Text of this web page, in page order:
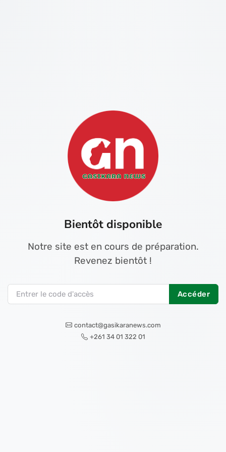
Bientôt disponible
Notre site est en cours de préparation.
Revenez bientôt !
Accéder
contact@gasikaranews.com
+261 34 01 322 01